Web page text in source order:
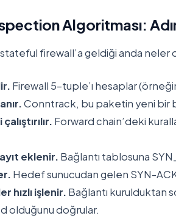
Algoritması:
firewall’a geldiği anda neler
Firewall 5-tuple’ı hesaplar
Conntrack, bu paketin yeni bir
Forward chain’deki
eklenir. Bağlantı tablosuna
Hedef sunucudan gelen SYN-
hızlı işlenir. Bağlantı kurulduktan
olduğunu doğrular.